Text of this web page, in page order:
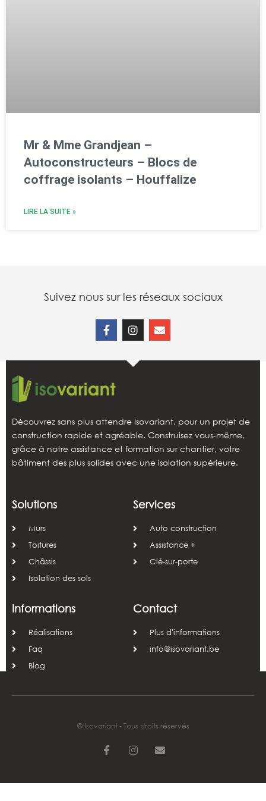
Mr & Mme Grandjean –
Autoconstructeurs – Blocs de
coffrage isolants – Houffalize
LIRE LA SUITE »
Suivez nous sur les réseaux sociaux
Découvrez sans plus attendre Isovariant, pour un projet de
construction rapide et agréable. Construisez vous-même,
grâce à notre assistance et formation sur chantier, votre
bâtiment des plus solides avec une isolation supérieure.
Solutions
Murs
Toitures
Châssis
Isolation des sols
Services
Auto construction
Assistance +
Clé-sur-porte
Informations
Réalisations
Faq
Blog
Contact
Plus d'informations
info@isovariant.be
© Isovariant - Tous droits réservés